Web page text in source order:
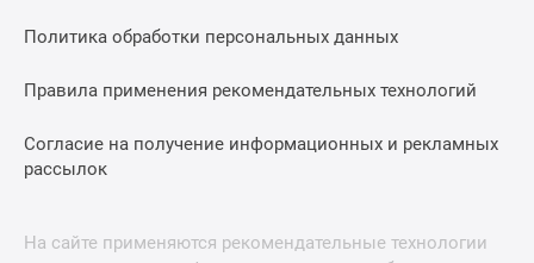
Политика обработки персональных данных
Правила применения рекомендательных технологий
Согласие на получение информационных и рекламных
рассылок
На сайте применяются рекомендательные технологии